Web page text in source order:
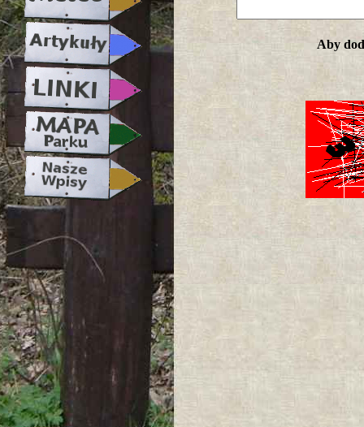
Aby